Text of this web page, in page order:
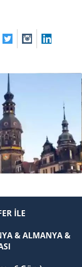
İLE
& ALMANYA &